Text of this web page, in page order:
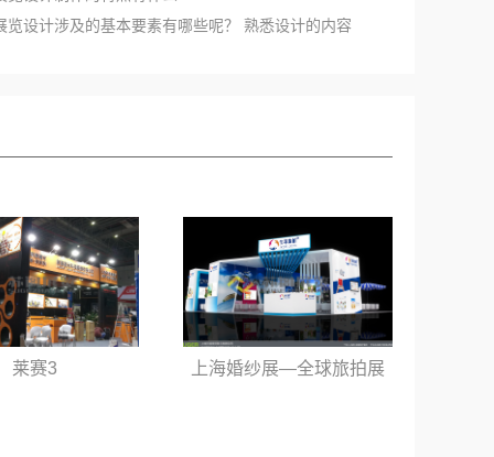
览设计涉及的基本要素有哪些呢？ 熟悉设计的内容
纱展—全球旅拍展 固特机械